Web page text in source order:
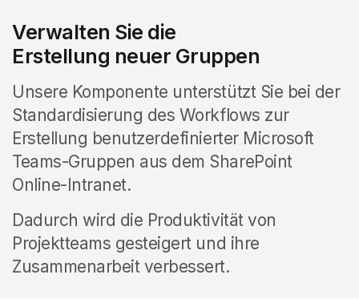
Verwalten Sie die
Erstellung neuer Gruppen
Unsere Komponente unterstützt Sie bei der
Standardisierung des Workflows zur
Erstellung benutzerdefinierter Microsoft
Teams-Gruppen aus dem SharePoint
Online-Intranet.
Dadurch wird die Produktivität von
Projektteams gesteigert und ihre
Zusammenarbeit verbessert.